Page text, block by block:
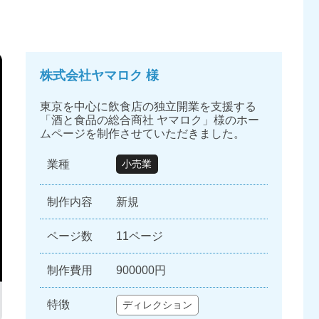
株式会社ヤマロク 様
東京を中心に飲食店の独立開業を支援する
「酒と食品の総合商社 ヤマロク」様のホー
ムページを制作させていただきました。
業種 小売業
制作内容 新規
ページ数 11ページ
制作費用 900000円
特徴 ディレクション